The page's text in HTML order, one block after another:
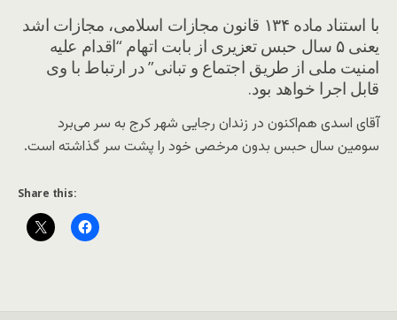
با استناد ماده ۱۳۴ قانون مجازات اسلامی، مجازات اشد
یعنی ۵ سال حبس تعزیری از بابت اتهام “اقدام علیه
امنیت ملی از طریق اجتماع و تبانی” در ارتباط با وی
قابل اجرا خواهد بود.
آقای اسدی هم‌اکنون در زندان رجایی شهر کرج به سر می‌برد
سومین سال حبس بدون مرخصی خود را پشت سر گذاشته است.
Share this: